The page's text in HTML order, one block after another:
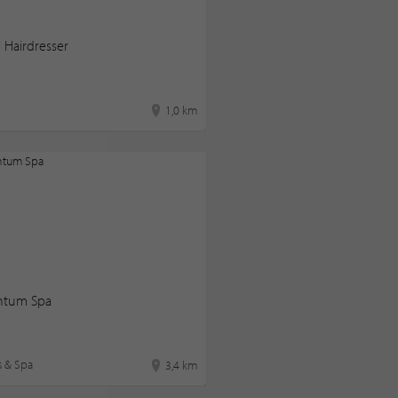
Hairdresser
1,0 km
Spa
& Spa 3,4 km